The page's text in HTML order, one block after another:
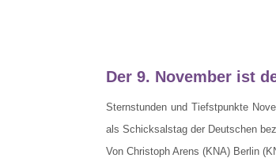
Der 9. November ist
Sternstunden und Tiefstpunkte
als Schicksalstag der Deutschen
Von Christoph Arens (KNA) Berlin